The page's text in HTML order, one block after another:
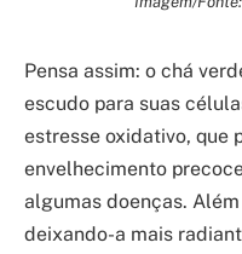
Pensa assim: o chá
escudo para suas
estresse oxidativo, que
envelhecimento
algumas doenças.
deixando-a mais